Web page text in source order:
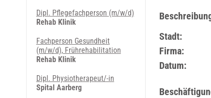
Stadt:
Firma:
Datum:
Dipl. Pflegefachperson (m/w/d)
Rehab Klinik
Fachperson Gesundheit
(m/w/d), Frührehabilitation
Rehab Klinik
Dipl. Physiotherapeut/-in
Spital Aarberg